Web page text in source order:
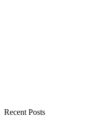
Recent Posts